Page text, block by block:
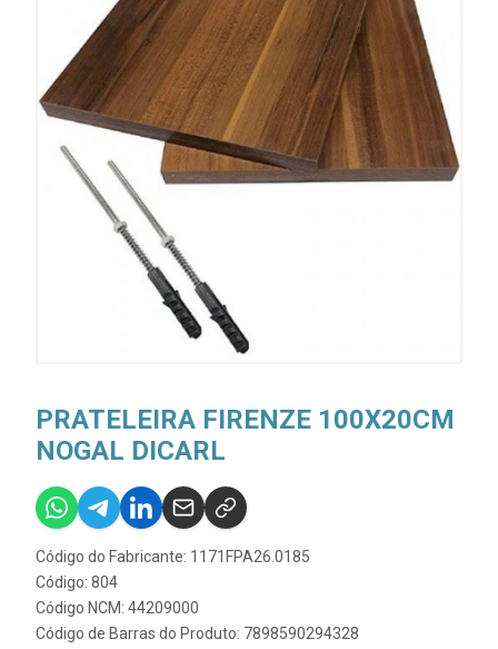
PRATELEIRA FIRENZE 100X20CM
NOGAL DICARL
Código do Fabricante: 1171FPA26.0185
Código: 804
Código NCM: 44209000
Código de Barras do Produto: 7898590294328